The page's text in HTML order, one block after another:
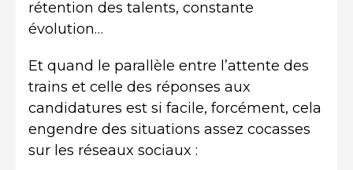
rétention des talents, constante
évolution…
Et quand le parallèle entre l’attente des
trains et celle des réponses aux
candidatures est si facile, forcément, cela
engendre des situations assez cocasses
sur les réseaux sociaux :